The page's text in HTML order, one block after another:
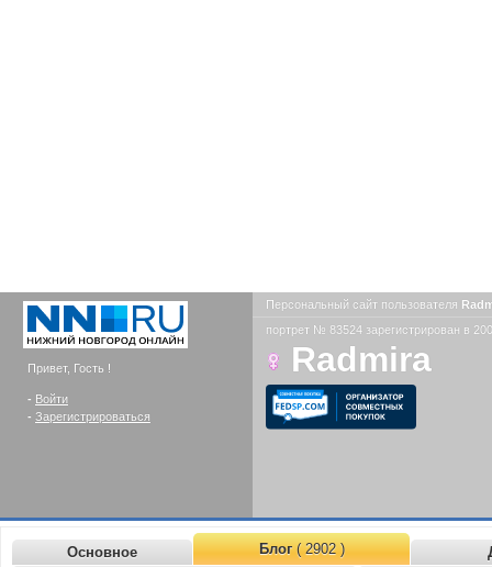
Привет, Гость !
- Войти
- Зарегистрироваться
Персональный сайт пользователя
портрет № 83524 зарегистрирован в
Radmira
Основное Блог( 2902 )